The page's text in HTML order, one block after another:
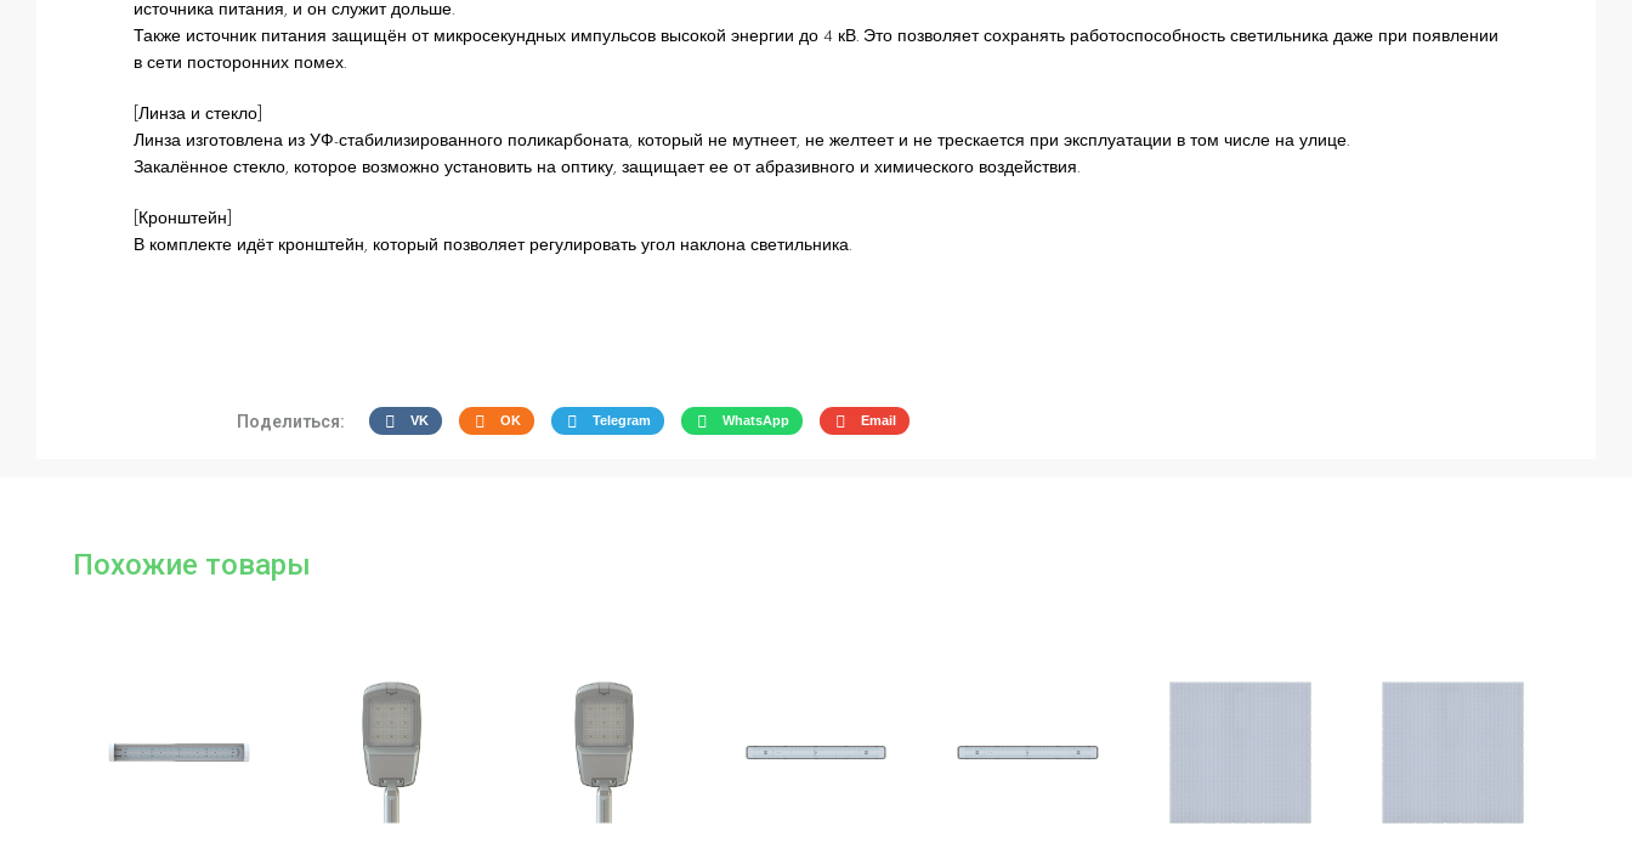
источника питания, и он служит дольше.
Также источник питания защищён от микросекундных импульсов высокой энергии до 4 кВ. Это позволяет сохранять работоспособность светильника даже при появлении
в сети посторонних помех.
[Линза и стекло]
Линза изготовлена из УФ-стабилизированного поликарбоната, который не мутнеет, не желтеет и не трескается при эксплуатации в том числе на улице.
Закалённое стекло, которое возможно установить на оптику, защищает ее от абразивного и химического воздействия.
[Кронштейн]
В комплекте идёт кронштейн, который позволяет регулировать угол наклона светильника.
Поделиться: VK OK Telegram WhatsApp Email
Похожие товары